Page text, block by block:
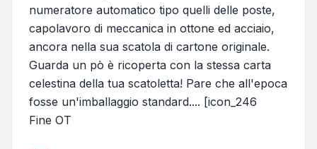
numeratore automatico tipo quelli delle poste,
capolavoro di meccanica in ottone ed acciaio,
ancora nella sua scatola di cartone originale.
Guarda un pò è ricoperta con la stessa carta
celestina della tua scatoletta! Pare che all'epoca
fosse un'imballaggio standard.... [icon_246
Fine OT